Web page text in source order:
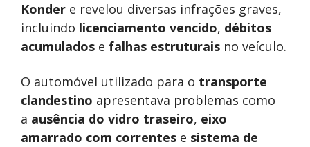
Konder e revelou diversas infrações graves,
incluindo licenciamento vencido, débitos
acumulados e falhas estruturais no veículo.
O automóvel utilizado para o transporte
clandestino apresentava problemas como
a ausência do vidro traseiro, eixo
amarrado com correntes e sistema de